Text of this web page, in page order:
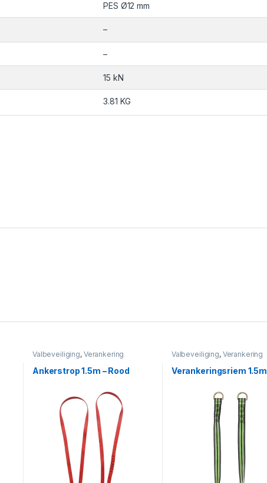
PES Ø12 mm
–
–
15 kN
3.81 KG
Valbeveiliging, Verankering
Ankerstrop 1.5m – Rood
Valbeveiliging, Verankering
Verankeringsriem 1.5m